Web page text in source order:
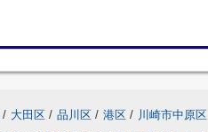
/ 大田区 / 品川区 / 港区 / 川崎市中原区